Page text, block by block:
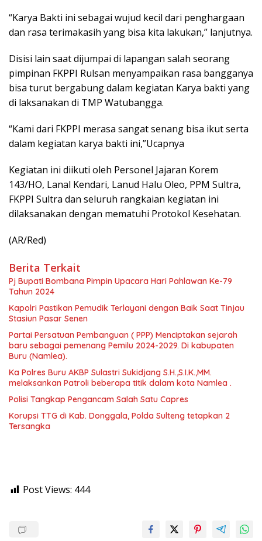
“Karya Bakti ini sebagai wujud kecil dari penghargaan
dan rasa terimakasih yang bisa kita lakukan,” lanjutnya.
Disisi lain saat dijumpai di lapangan salah seorang
pimpinan FKPPI Rulsan menyampaikan rasa bangganya
bisa turut bergabung dalam kegiatan Karya bakti yang
di laksanakan di TMP Watubangga.
“Kami dari FKPPI merasa sangat senang bisa ikut serta
dalam kegiatan karya bakti ini,”Ucapnya
Kegiatan ini diikuti oleh Personel Jajaran Korem
143/HO, Lanal Kendari, Lanud Halu Oleo, PPM Sultra,
FKPPI Sultra dan seluruh rangkaian kegiatan ini
dilaksanakan dengan mematuhi Protokol Kesehatan.
(AR/Red)
Berita Terkait
Pj Bupati Bombana Pimpin Upacara Hari Pahlawan Ke-79
Tahun 2024
Kapolri Pastikan Pemudik Terlayani dengan Baik Saat Tinjau
Stasiun Pasar Senen
Partai Persatuan Pembanguan ( PPP) Menciptakan sejarah
baru sebagai pemenang Pemilu 2024-2029. Di kabupaten
Buru (Namlea).
Ka Polres Buru AKBP Sulastri Sukidjang S.H.,S.I.K.,MM.
melaksankan Patroli beberapa titik dalam kota Namlea .
Polisi Tangkap Pengancam Salah Satu Capres
Korupsi TTG di Kab. Donggala, Polda Sulteng tetapkan 2
Tersangka
Post Views: 444